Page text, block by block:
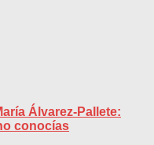
Álvarez-Pallete:
conocías